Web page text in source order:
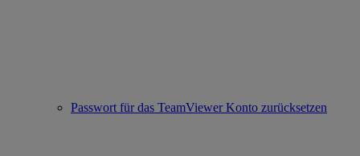
Passwort für das TeamViewer Konto zurücksetzen